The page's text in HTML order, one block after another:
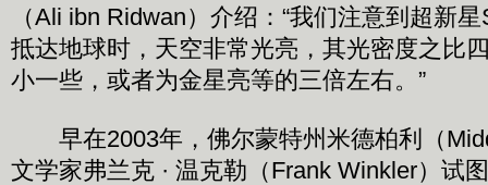
（Ali ibn Ridwan）介绍：“我们注意到超新
抵达地球时，天空非常光亮，其光密度之比
小一些，或者为金星亮等的三倍左右。”
早在2003年，佛尔蒙特州米德柏利（
文学家弗兰克 · 温克勒（Frank Winkler）试